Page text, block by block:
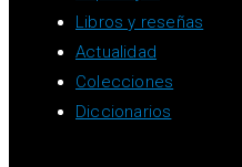
Libros y reseñas
Actualidad
Colecciones
Diccionarios